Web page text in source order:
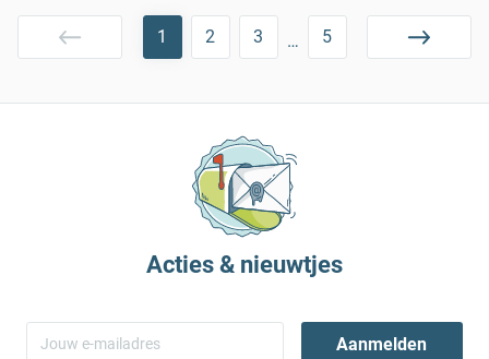
1 2 3 … 5
Acties & nieuwtjes
Aanmelden